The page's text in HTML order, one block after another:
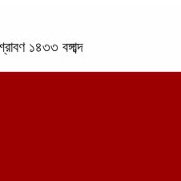
১৪৩৩ বঙ্গাব্দ